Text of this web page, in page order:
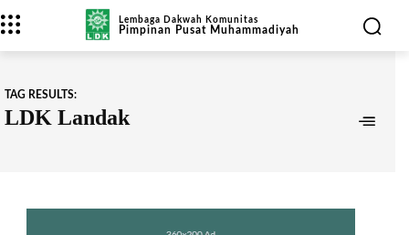
Lembaga Dakwah Komunitas
Pimpinan Pusat Muhammadiyah
TAG RESULTS:
LDK Landak